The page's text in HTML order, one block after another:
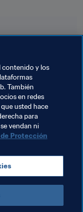
Brazil
Alemania
USA
contenido y los
También
en redes
usted hace
para
vendan ni
Protección